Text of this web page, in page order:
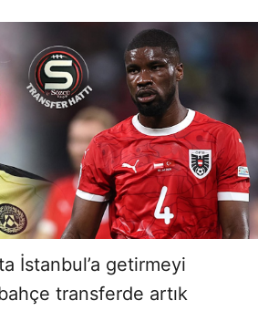
İstanbul’a getirmeyi
transferde artık